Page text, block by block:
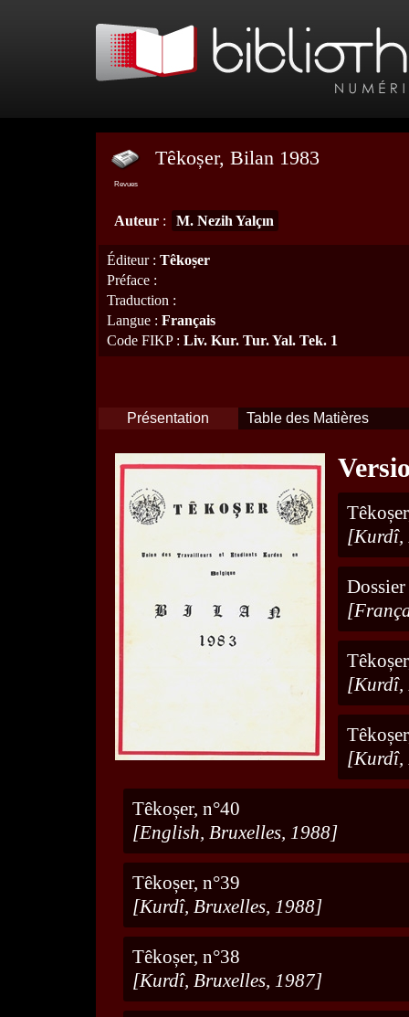
Revues
Têkoșer, Bilan 1983
Auteur : M. Nezih Yalçın
Éditeur: Têkoșer
Préface :
Traduction :
Langue : Français
Code FIKP: Liv. Kur. Tur. Yal. Tek. 1
Présentation Table des Matières
[Kurdî,
[Kurdî,
[Kurdî,
Têkoșer, n°40
[English, Bruxelles, 1988]
Têkoșer, n°39
[Kurdî, Bruxelles, 1988]
Têkoșer, n°38
[Kurdî, Bruxelles, 1987]